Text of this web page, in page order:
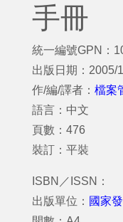
手冊
統一編號GPN：
出版日期：2005/
作/編/譯者： 檔案
語言：中文
頁數：476
裝訂：平裝
ISBN／ISSN：
出版單位： 國家